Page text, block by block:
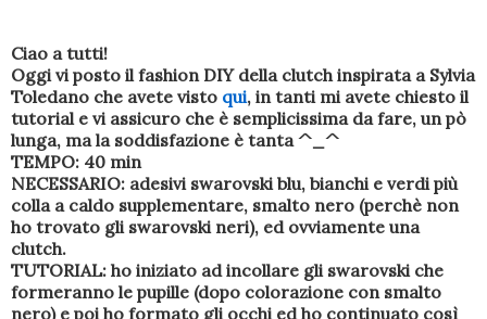
Ciao a tutti!
Oggi vi posto il fashion DIY della clutch inspirata a Sylvia
Toledano che avete visto qui, in tanti mi avete chiesto il
tutorial e vi assicuro che è semplicissima da fare, un pò
lunga, ma la soddisfazione è tanta ^_^
TEMPO: 40 min
NECESSARIO: adesivi swarovski blu, bianchi e verdi più
colla a caldo supplementare, smalto nero (perchè non
ho trovato gli swarovski neri), ed ovviamente una
clutch.
TUTORIAL: ho iniziato ad incollare gli swarovski che
formeranno le pupille (dopo colorazione con smalto
nero) e poi ho formato gli occhi ed ho continuato così